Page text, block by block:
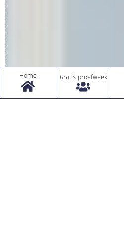
Home Gratis proefweek